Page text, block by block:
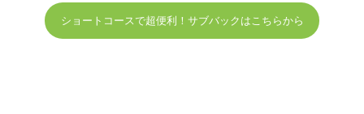
ショートコースで超便利！サブバックはこちらから